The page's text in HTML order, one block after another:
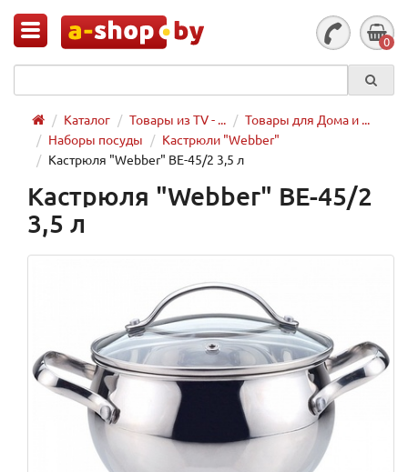
0
Каталог Товары из TV - ...
Товары для Дома и ...
Наборы посуды
Кастрюли "Webber"
Кастрюля "Webber" BE-45/2 3,5 л
Кастрюля "Webber" BE-45/2
3,5 л